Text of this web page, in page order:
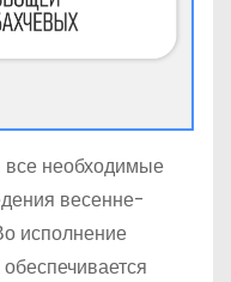
необходимые
весенне-
исполнение